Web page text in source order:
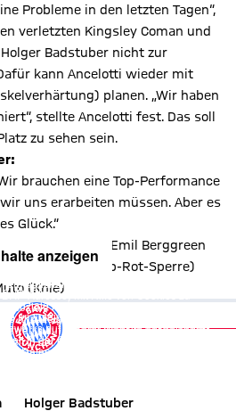
Probleme in den letzten Tagen“,
verletzten Kingsley Coman und
Badstuber nicht zur
kann Ancelotti wieder mit
planen. „Wir haben
stellte Ancelotti fest. Das soll
zu sehen sein.
brauchen eine Top-Performance
uns erarbeiten müssen. Aber es
Glück.“
(Adduktoren), Emil Berggreen
Gbamin (Gelb-Rot-Sperre)
(Knie)
anzeigen
ermöglichen Sie es diesem sozialen
IP-Adresse) mit Hilfe von Cookies zu
soziale Netzwerk keine Daten über Sie
anzuzeigen. Diese Einstellung wird für
auf unserer Website gespeichert
in derCookie-Einwilligungslösung
Datenschutzerklärung
anzeigen
ermöglichen Sie es diesem sozialen
IP-Adresse) mit Hilfe von Cookies zu
soziale Netzwerk keine Daten über Sie
anzuzeigen. Diese Einstellung wird für
auf unserer Website gespeichert
in derCookie-Einwilligungslösung
Datenschutzerklärung
Holger Badstuber